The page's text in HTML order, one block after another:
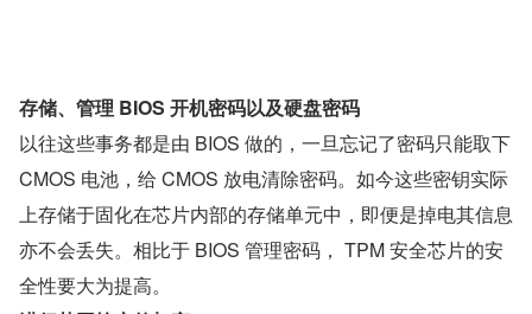
存储、管理 BIOS 开机密码以及硬盘密码
以往这些事务都是由 BIOS 做的，一旦忘记了密码只能取下
CMOS 电池，给 CMOS 放电清除密码。如今这些密钥实际
上存储于固化在芯片内部的存储单元中，即便是掉电其信息
亦不会丢失。相比于 BIOS 管理密码， TPM 安全芯片的安
全性要大为提高。